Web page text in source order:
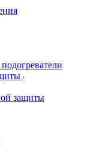
защиты